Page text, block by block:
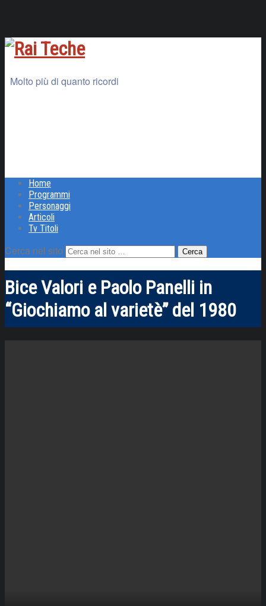
Molto più di quanto ricordi
Home
Programmi
Personaggi
Articoli
Tv Titoli
Cerca nel sito
Bice Valori e Paolo Panelli in
“Giochiamo al varietè” del 1980